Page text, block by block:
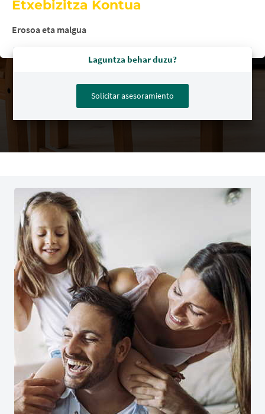
Etxebizitza Kontua
Erosoa eta malgua
Laguntza behar duzu?
Solicitar asesoramiento